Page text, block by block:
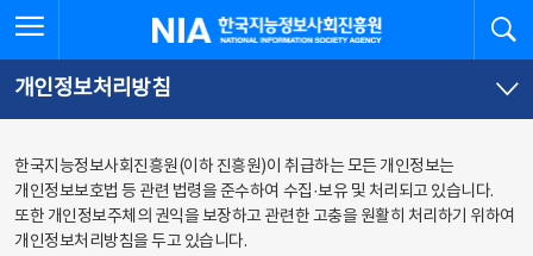
바로가기
바로가기
한국지능정보사회진흥원
개인정보처리방침
한국지능정보사회진흥원(이하 진흥원)이 취급하는 모든 개인정보는
개인정보보호법 등 관련 법령을 준수하여 수집·보유 및 처리되고 있습니다.
또한 개인정보주체의 권익을 보장하고 관련한 고충을 원활히 처리하기 위하여
개인정보처리방침을 두고 있습니다.